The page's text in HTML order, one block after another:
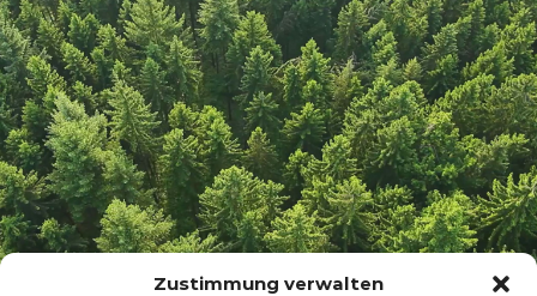
Zustimmung verwalten